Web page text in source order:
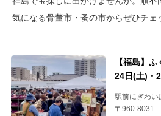
気になる骨董市・蚤の市からぜひチェ
【福島】
24日(土)・
駅前にぎわい
〒960-8031